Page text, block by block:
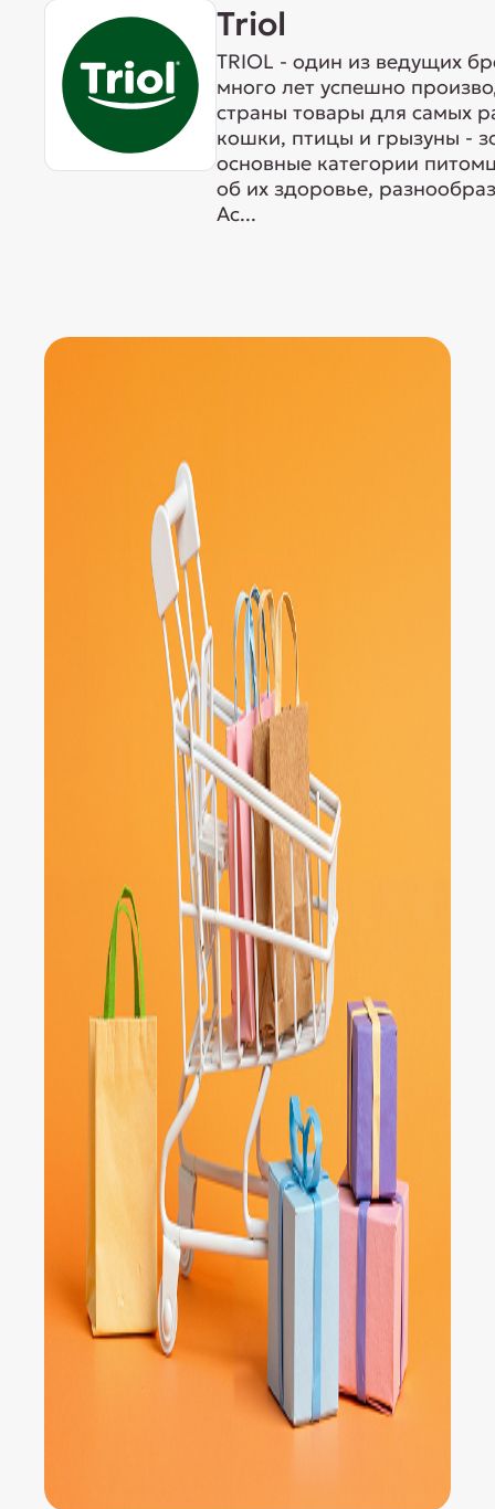
Triol
TRIOL - один из ведущих
много лет успешно
страны товары для самых
кошки, птицы и грызуны -
основные категории
об их здоровье,
Ас...